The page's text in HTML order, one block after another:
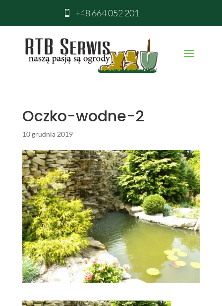
 +48 664 052 201
Oczko-wodne-2
10 grudnia 2019